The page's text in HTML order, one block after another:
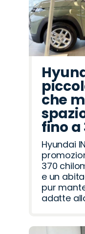
che
fino a
Hyundai
370
e un
pur
adatte